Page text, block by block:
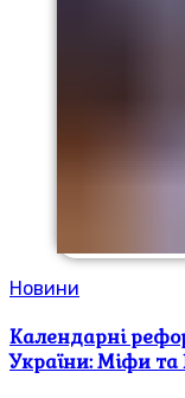
Новини
Календарні
України: Міфи та